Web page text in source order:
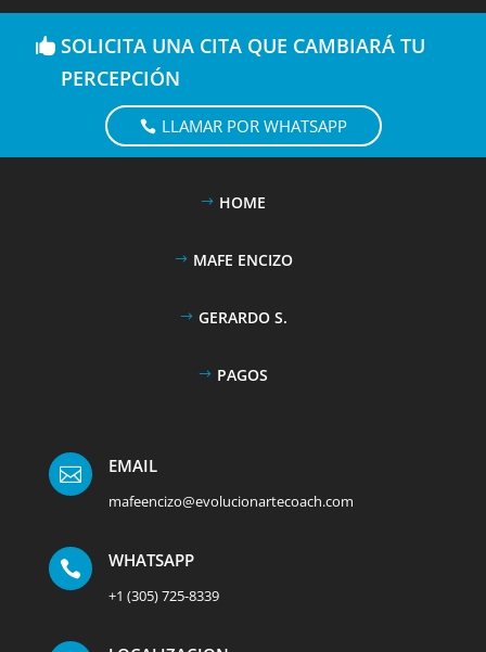
SOLICITA UNA CITA QUE CAMBIARÁ TU
PERCEPCIÓN
LLAMAR POR WHATSAPP
HOME
MAFE ENCIZO
GERARDO S.
PAGOS
 EMAIL
mafeencizo@evolucionartecoach.com
 WHATSAPP
+1 (305) 725-8339